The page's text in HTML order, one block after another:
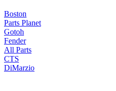
Boston
Parts Planet
Gotoh
Fender
All Parts
CTS
DiMarzio